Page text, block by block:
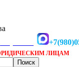
ЛИЦАМ